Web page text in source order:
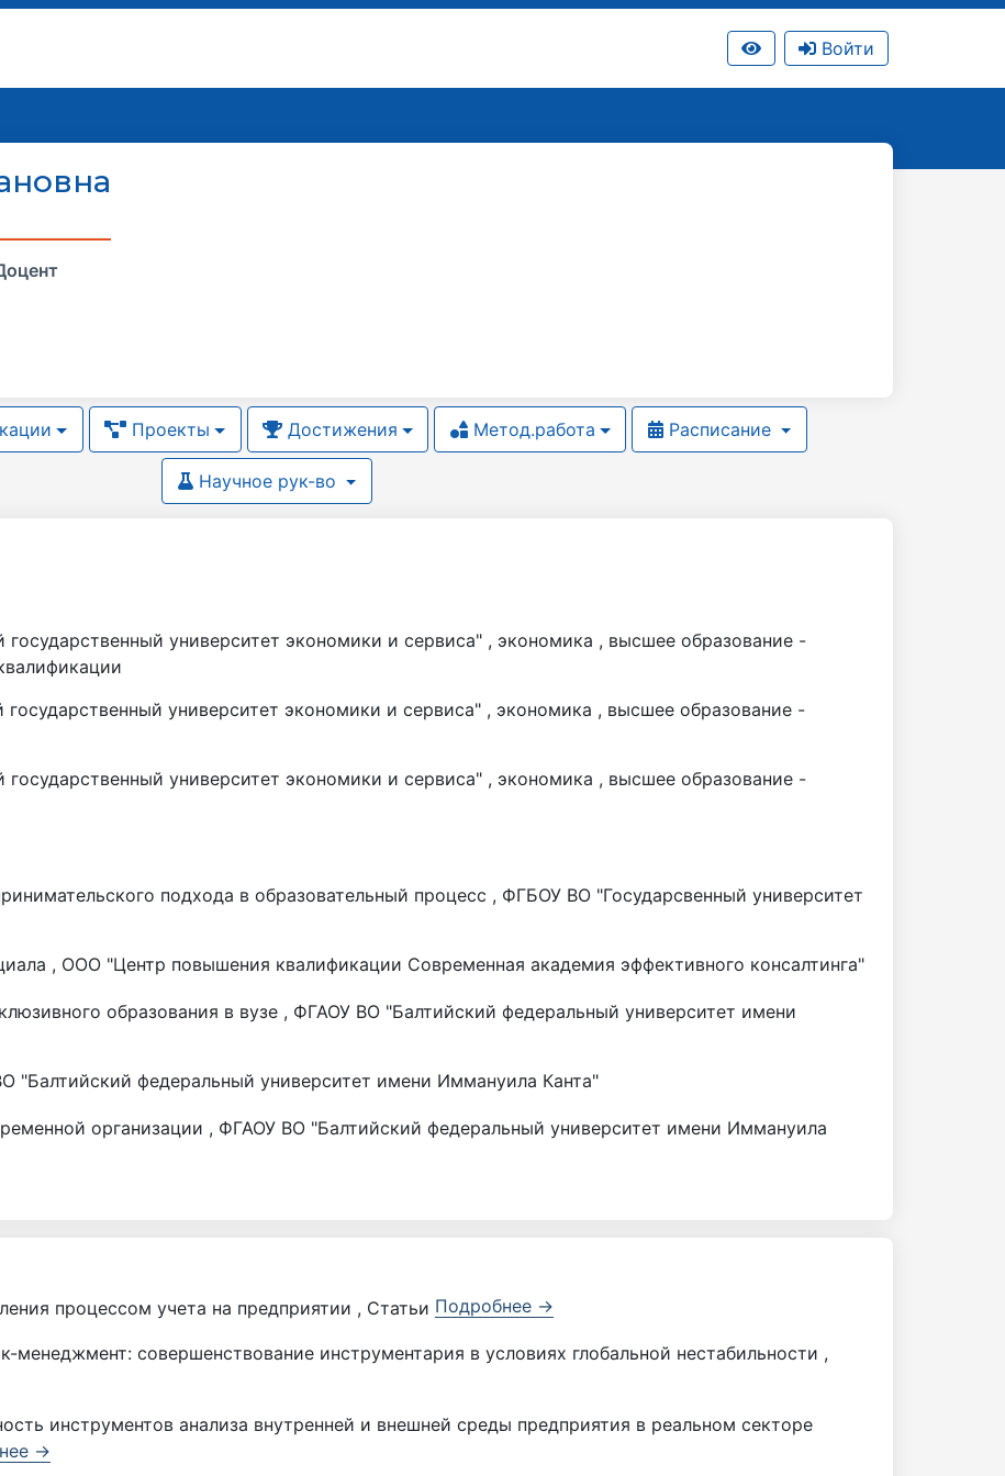
Войти
Проекты Достижения Метод.работа Расписание
Научное рук-во
университет экономики и сервиса" , экономика , высшее образование -
университет экономики и сервиса" , экономика , высшее образование -
университет экономики и сервиса" , экономика , высшее образование -
подхода в образовательный процесс , ФГБОУ ВО "Государсвенный университет
, ООО "Центр повышения квалификации Современная академия эффективного консалтинга"
образования в вузе , ФГАОУ ВО "Балтийский федеральный университет имени
"Балтийский федеральный университет имени Иммануила Канта"
организации , ФГАОУ ВО "Балтийский федеральный университет имени Иммануила
процессом учета на предприятии , Статьи Подробнее →
менеджмент: совершенствование инструментария в условиях глобальной нестабильности ,
инструментов анализа внутренней и внешней среды предприятия в реальном секторе
→